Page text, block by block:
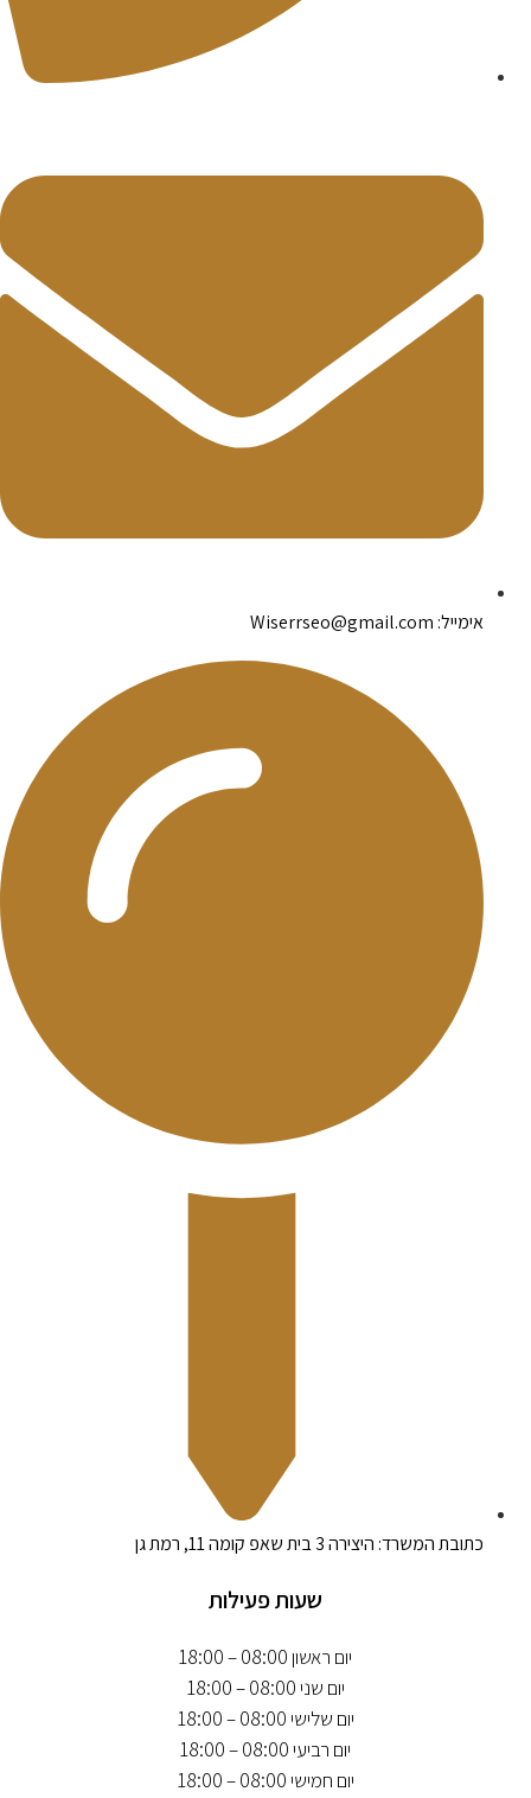
אימייל: Wiserrseo@gmail.com
כתובת המשרד: היצירה 3 בית שאפ קומה 11, רמת גן
שעות פעילות
יום ראשון 08:00 – 18:00
יום שני 08:00 – 18:00
יום שלישי 08:00 – 18:00
יום רביעי 08:00 – 18:00
יום חמישי 08:00 – 18:00